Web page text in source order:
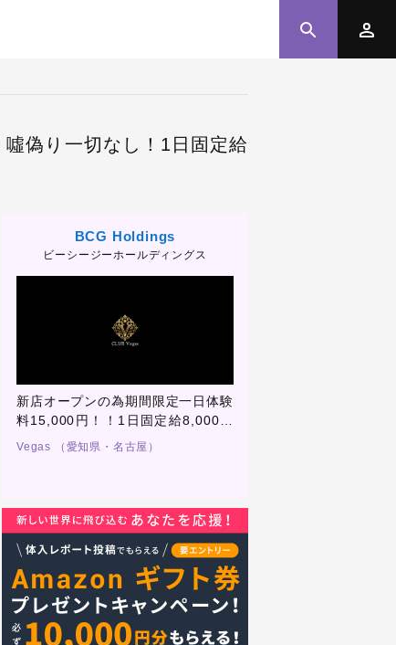
偽り一切なし！1日固定給
BCG Holdings
ビーシージーホールディングス
新店オープンの為期間限定一日体験
料15,000円！！1日固定給8,000円
+売上バック合わせて全額日払
せん！
Vegas （愛知県・名古屋）